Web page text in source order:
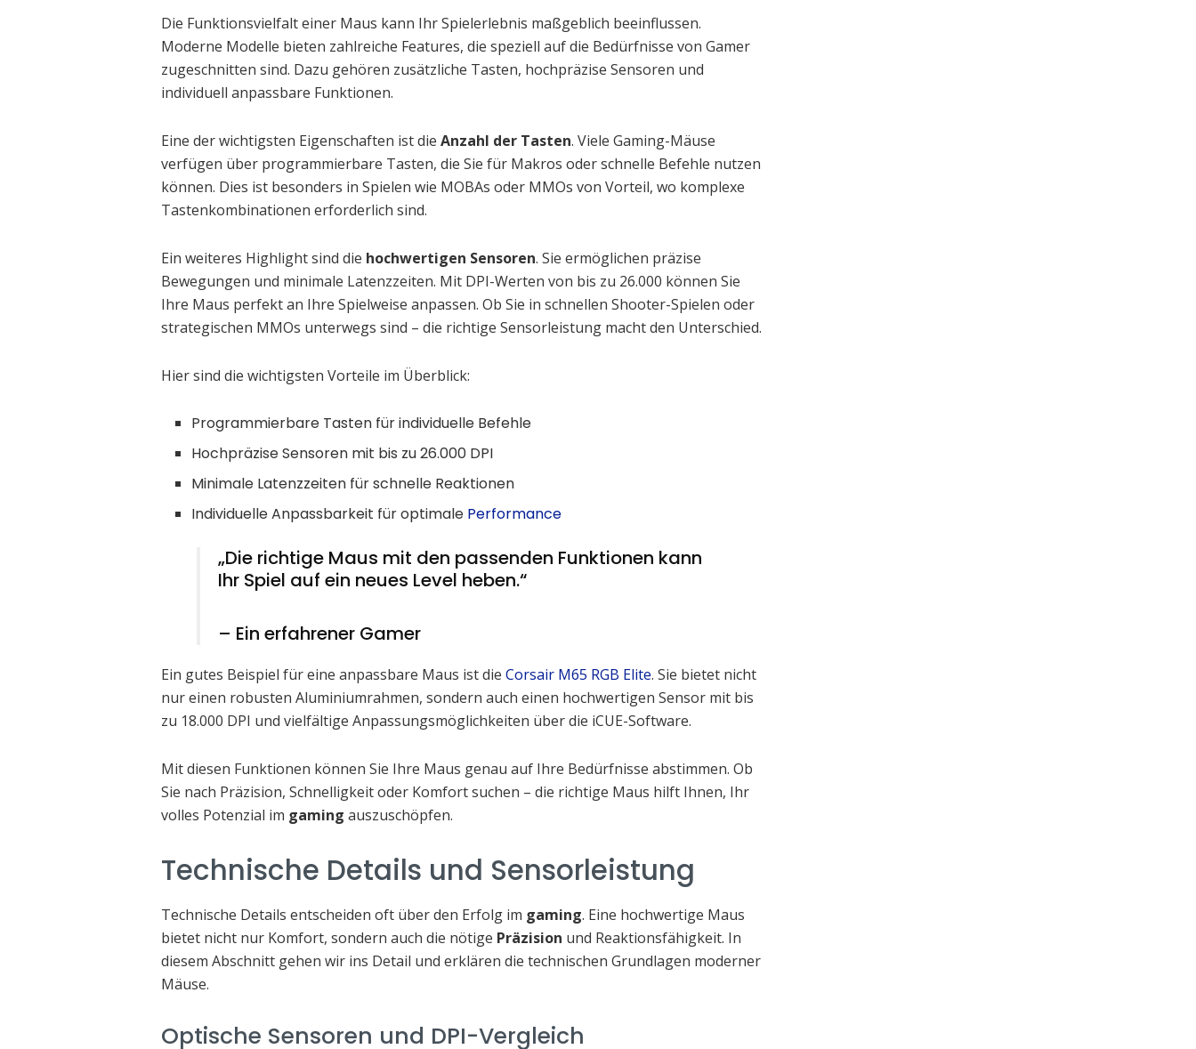
Die Funktionsvielfalt einer Maus kann Ihr Spielerlebnis maßgeblich beeinflussen.
Moderne Modelle bieten zahlreiche Features, die speziell auf die Bedürfnisse von Gamer
zugeschnitten sind. Dazu gehören zusätzliche Tasten, hochpräzise Sensoren und
individuell anpassbare Funktionen.
Eine der wichtigsten Eigenschaften ist die Anzahl der Tasten. Viele Gaming-Mäuse
verfügen über programmierbare Tasten, die Sie für Makros oder schnelle Befehle nutzen
können. Dies ist besonders in Spielen wie MOBAs oder MMOs von Vorteil, wo komplexe
Tastenkombinationen erforderlich sind.
Ein weiteres Highlight sind die hochwertigen Sensoren. Sie ermöglichen präzise
Bewegungen und minimale Latenzzeiten. Mit DPI-Werten von bis zu 26.000 können Sie
Ihre Maus perfekt an Ihre Spielweise anpassen. Ob Sie in schnellen Shooter-Spielen oder
strategischen MMOs unterwegs sind – die richtige Sensorleistung macht den Unterschied.
Hier sind die wichtigsten Vorteile im Überblick:
Programmierbare Tasten für individuelle Befehle
Hochpräzise Sensoren mit bis zu 26.000 DPI
Minimale Latenzzeiten für schnelle Reaktionen
Individuelle Anpassbarkeit für optimale Performance
„Die richtige Maus mit den passenden Funktionen kann
Ihr Spiel auf ein neues Level heben.“
– Ein erfahrener Gamer
Ein gutes Beispiel für eine anpassbare Maus ist die Corsair M65 RGB Elite. Sie bietet nicht
nur einen robusten Aluminiumrahmen, sondern auch einen hochwertigen Sensor mit bis
zu 18.000 DPI und vielfältige Anpassungsmöglichkeiten über die iCUE-Software.
Mit diesen Funktionen können Sie Ihre Maus genau auf Ihre Bedürfnisse abstimmen. Ob
Sie nach Präzision, Schnelligkeit oder Komfort suchen – die richtige Maus hilft Ihnen, Ihr
volles Potenzial im gaming auszuschöpfen.
Technische Details und Sensorleistung
Technische Details entscheiden oft über den Erfolg im gaming. Eine hochwertige Maus
bietet nicht nur Komfort, sondern auch die nötige Präzision und Reaktionsfähigkeit. In
diesem Abschnitt gehen wir ins Detail und erklären die technischen Grundlagen moderner
Mäuse.
Optische Sensoren und DPI-Vergleich